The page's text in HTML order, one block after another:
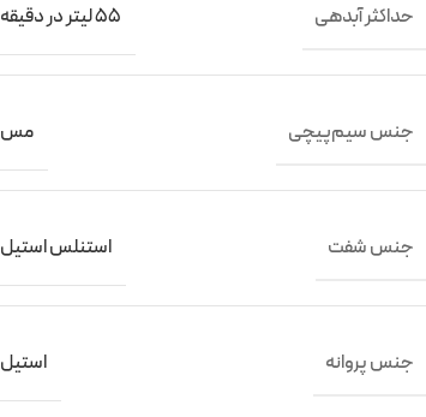
حداکثر آبدهی 55 لیتر در دقیقه
جنس سیم‌پیچی مس
جنس شفت استنلس استیل
جنس پروانه استیل